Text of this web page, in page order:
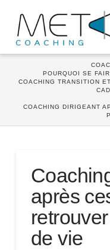
HOME
POURQUOI SE
COACHING TRANSITION
COACHING DIRIGEANT
après
de vie